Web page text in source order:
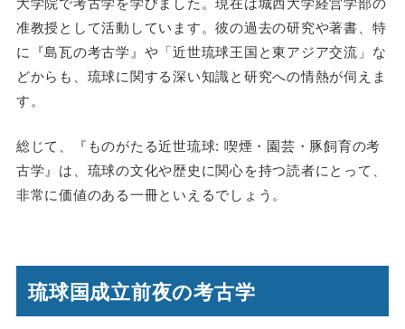
准教授として活動しています。彼の過去の研究や著書、特
に『島瓦の考古学』や「近世琉球王国と東アジア交流」な
どからも、琉球に関する深い知識と研究への情熱が伺えま
す。
総じて、『ものがたる近世琉球: 喫煙・園芸・豚飼育の考
古学』は、琉球の文化や歴史に関心を持つ読者にとって、
非常に価値のある一冊といえるでしょう。
琉球国成立前夜の考古学